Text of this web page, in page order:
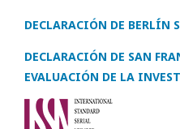
DECLARACIÓN DE BERLÍN
DECLARACIÓN DE SAN
EVALUACIÓN DE LA